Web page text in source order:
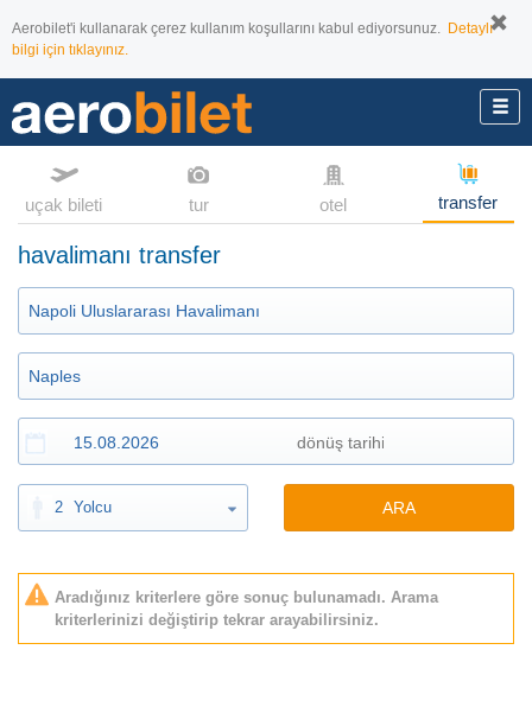
Aerobilet'i kullanarak çerez kullanım koşullarını kabul ediyorsunuz. Detaylı
bilgi için tıklayınız.
uçak bileti tur otel transfer
havalimanı transfer
2 Yolcu ARA
Aradığınız kriterlere göre sonuç bulunamadı. Arama
kriterlerinizi değiştirip tekrar arayabilirsiniz.